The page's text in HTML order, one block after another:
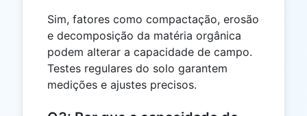
Sim, fatores como compactação, erosão
e decomposição da matéria orgânica
podem alterar a capacidade de campo.
Testes regulares do solo garantem
medições e ajustes precisos.